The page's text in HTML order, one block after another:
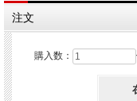
その他、いざという時
注文
購入数：